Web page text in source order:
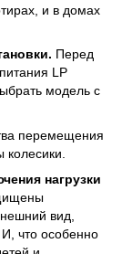
и в домах
Перед
LP
модель с
перемещения
нагрузки
вид,
что особенно